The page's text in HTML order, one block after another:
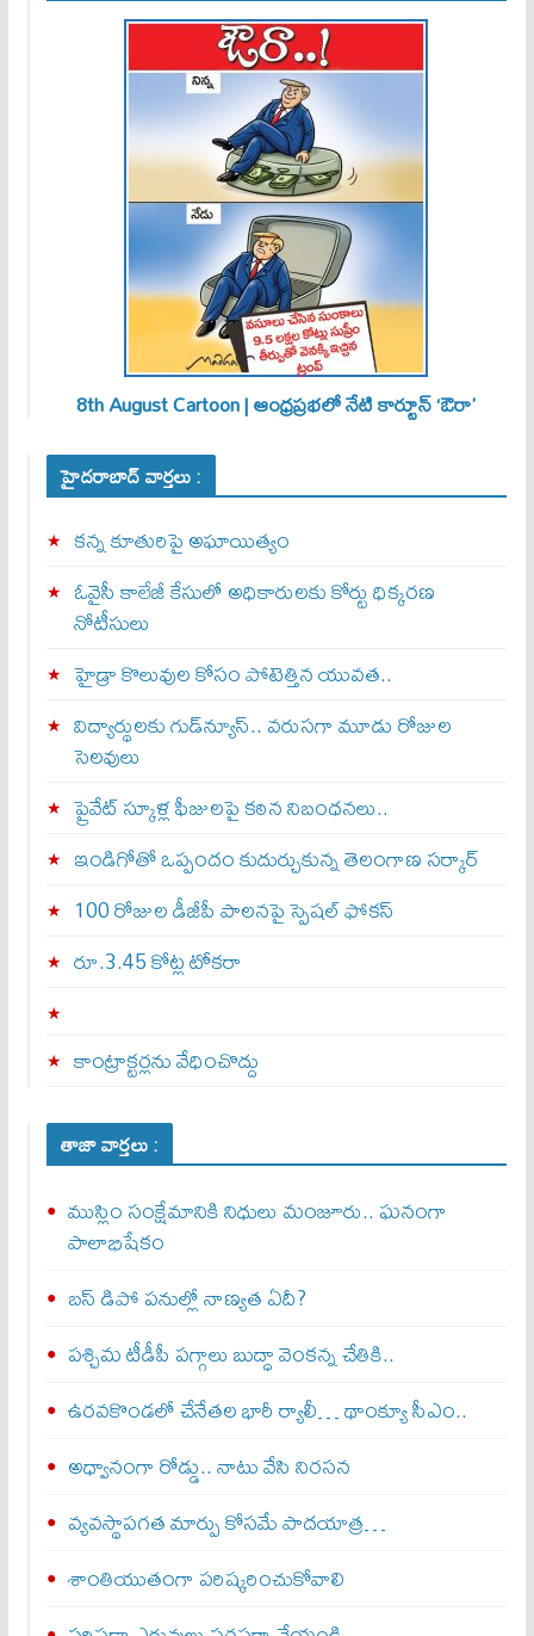
8th August Cartoon | ఆంధ్రప్రభలో నేటి కార్టూన్ ‘ఔరా’
హైదరాబాద్ వార్తలు :
కన్న కూతురిపై అఘాయిత్యం
ఓవైసీ కాలేజీ కేసులో అధికారులకు కోర్టు ధిక్కరణ
నోటీసులు
హైడ్రా కొలువుల కోసం పోటెత్తిన యువత..
విద్యార్థులకు గుడ్‌న్యూస్.. వరుసగా మూడు రోజుల
సెలవులు
ప్రైవేట్ స్కూళ్ల ఫీజులపై కఠిన నిబంధనలు..
ఇండిగోతో ఒప్పందం కుదుర్చుకున్న తెలంగాణ స‌ర్కార్
100 రోజుల డీజీపీ పాలనపై స్పెషల్ ఫోకస్
రూ.3.45 కోట్ల టోకరా
కాంట్రాక్టర్లను వేధించొద్దు
తాజా వార్తలు :
ముస్లిం సంక్షేమానికి నిధులు మంజూరు.. ఘనంగా
పాలాభిషేకం
బస్‌ డిపో పనుల్లో నాణ్యత ఏదీ?
పశ్చిమ టీడీపీ పగ్గాలు బుద్ధా వెంకన్న చేతికి..
ఉరవకొండలో చేనేతల భారీ ర్యాలీ… థాంక్యూ సీఎం..
అధ్వానంగా రోడ్డు.. నాటు వేసి నిరసన
వ్యవస్థాపగత మార్పు కోసమే పాదయాత్ర…
శాంతియుతంగా పరిష్కరించుకోవాలి